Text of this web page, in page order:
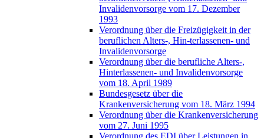
Invalidenvorsorge vom 17. Dezember
1993
Verordnung über die Freizügigkeit in der
beruflichen Alters-, Hin-terlassenen- und
Invalidenvorsorge
Verordnung über die berufliche Alters-,
Hinterlassenen- und Invalidenvorsorge
vom 18. April 1989
Bundesgesetz über die
Krankenversicherung vom 18. März 1994
Verordnung über die Krankenversicherung
vom 27. Juni 1995
Verordnung des EDI über Leistungen in